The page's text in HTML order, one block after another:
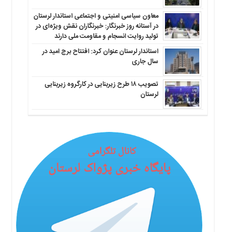
معاون سیاسی امنیتی و اجتماعی استاندار لرستان
در آستانه روز خبرنگار: خبرنگاران نقش ویژه‌ای در
تولید روایت انسجام و مقاومت ملی دارند
استاندار لرستان عنوان کرد: افتتاح برج امید در
سال جاری
تصویب ۱۸ طرح زیربنایی در کارگروه زیربنایی
لرستان